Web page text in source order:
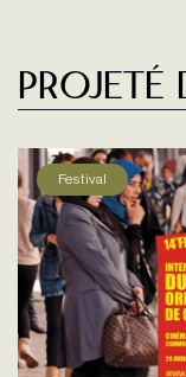
Projeté
Festival